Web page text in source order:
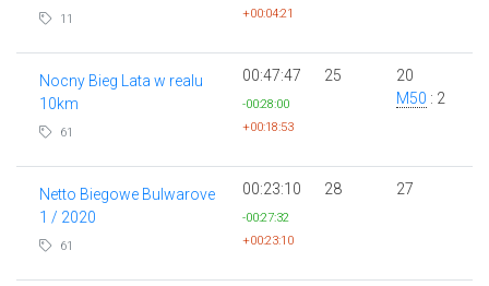
11
+00:04:21
Nocny Bieg Lata w realu
10km
61
00:47:47
-00:28:00
+00:18:53
25
20
M50 : 2
Netto Biegowe Bulwarove
1 / 2020
61
00:23:10
-00:27:32
+00:23:10
28 27